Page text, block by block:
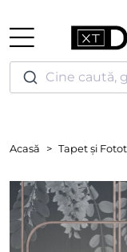
Cine caută,
Acasă Tapet și